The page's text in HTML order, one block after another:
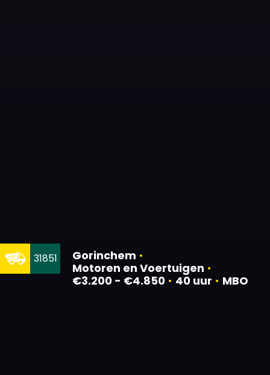
Gorinchem •
Motoren en Voertuigen •
€3.200 - €4.850 • 40 uur • MBO
31851